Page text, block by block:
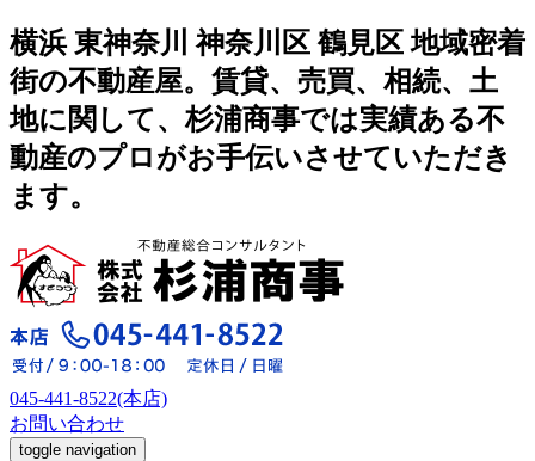
横浜 東神奈川 神奈川区 鶴見区 地域密着
街の不動産屋。賃貸、売買、相続、土
地に関して、杉浦商事では実績ある不
動産のプロがお手伝いさせていただき
ます。
045-441-8522(本店)
お問い合わせ
toggle navigation